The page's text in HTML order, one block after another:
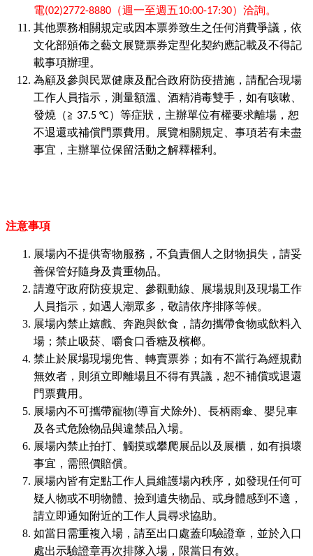
電(02)2772-8880（週一至週五10:00-17:30）洽詢。
其他票務相關規定或因本票券致生之任何消費爭議，依
文化部頒佈之藝文展覽票券定型化契約應記載及不得記
載事項辦理。
為顧及參與民眾健康及配合政府防疫措施，請配合現場
工作人員指示，測量額溫、酒精消毒雙手，如有咳嗽、
發燒（≧ 37.5 °C）等症狀，主辦單位有權要求離場，恕
不退還或補償門票費用。展覽相關規定、事項若有未盡
事宜，主辦單位保留活動之解釋權利。
注意事項
展場內不提供寄物服務，不負責個人之財物損失，請妥
善保管好隨身及貴重物品。
請遵守政府防疫規定、參觀動線、展場規則及現場工作
人員指示，如遇人潮眾多，敬請依序排隊等候。
展場內禁止嬉戲、奔跑與飲食，請勿攜帶食物或飲料入
場；禁止吸菸、嚼食口香糖及檳榔。
禁止於展場現場兜售、轉賣票券；如有不當行為經規勸
無效者，則須立即離場且不得有異議，恕不補償或退還
門票費用。
展場內不可攜帶寵物(導盲犬除外)、長柄雨傘、嬰兒車
及各式危險物品與違禁品入場。
展場內禁止拍打、觸摸或攀爬展品以及展櫃，如有損壞
事宜，需照價賠償。
展場內皆有定點工作人員維護場內秩序，如發現任何可
疑人物或不明物體、撿到遺失物品、或身體感到不適，
請立即通知附近的工作人員尋求協助。
如當日需重複入場，請至出口處蓋印驗證章，並於入口
處出示驗證章再次排隊入場，限當日有效。